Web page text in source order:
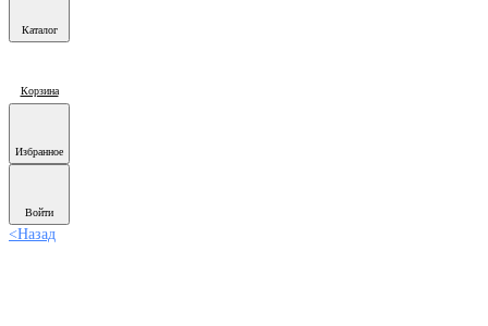
Каталог
Корзина
Избранное
Войти
<Назад